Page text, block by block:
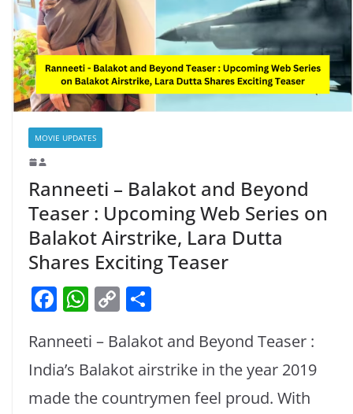
MOVIE UPDATES
Ranneeti – Balakot and Beyond
Teaser : Upcoming Web Series on
Balakot Airstrike, Lara Dutta
Shares Exciting Teaser
F
c
e
b
W
at
s
A
C
p
y
Li
ar
e
Ranneeti – Balakot and Beyond Teaser :
India’s Balakot airstrike in the year 2019
made the countrymen feel proud. With